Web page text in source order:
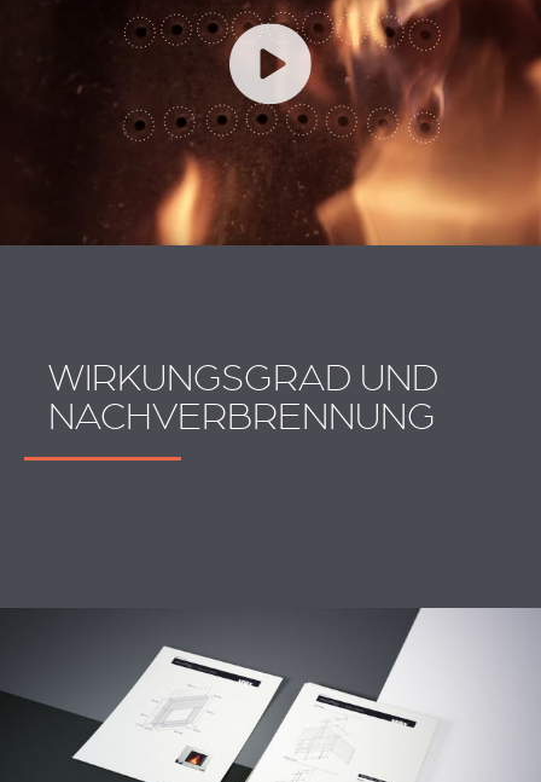
WIRKUNGSGRAD UND
NACHVERBRENNUNG